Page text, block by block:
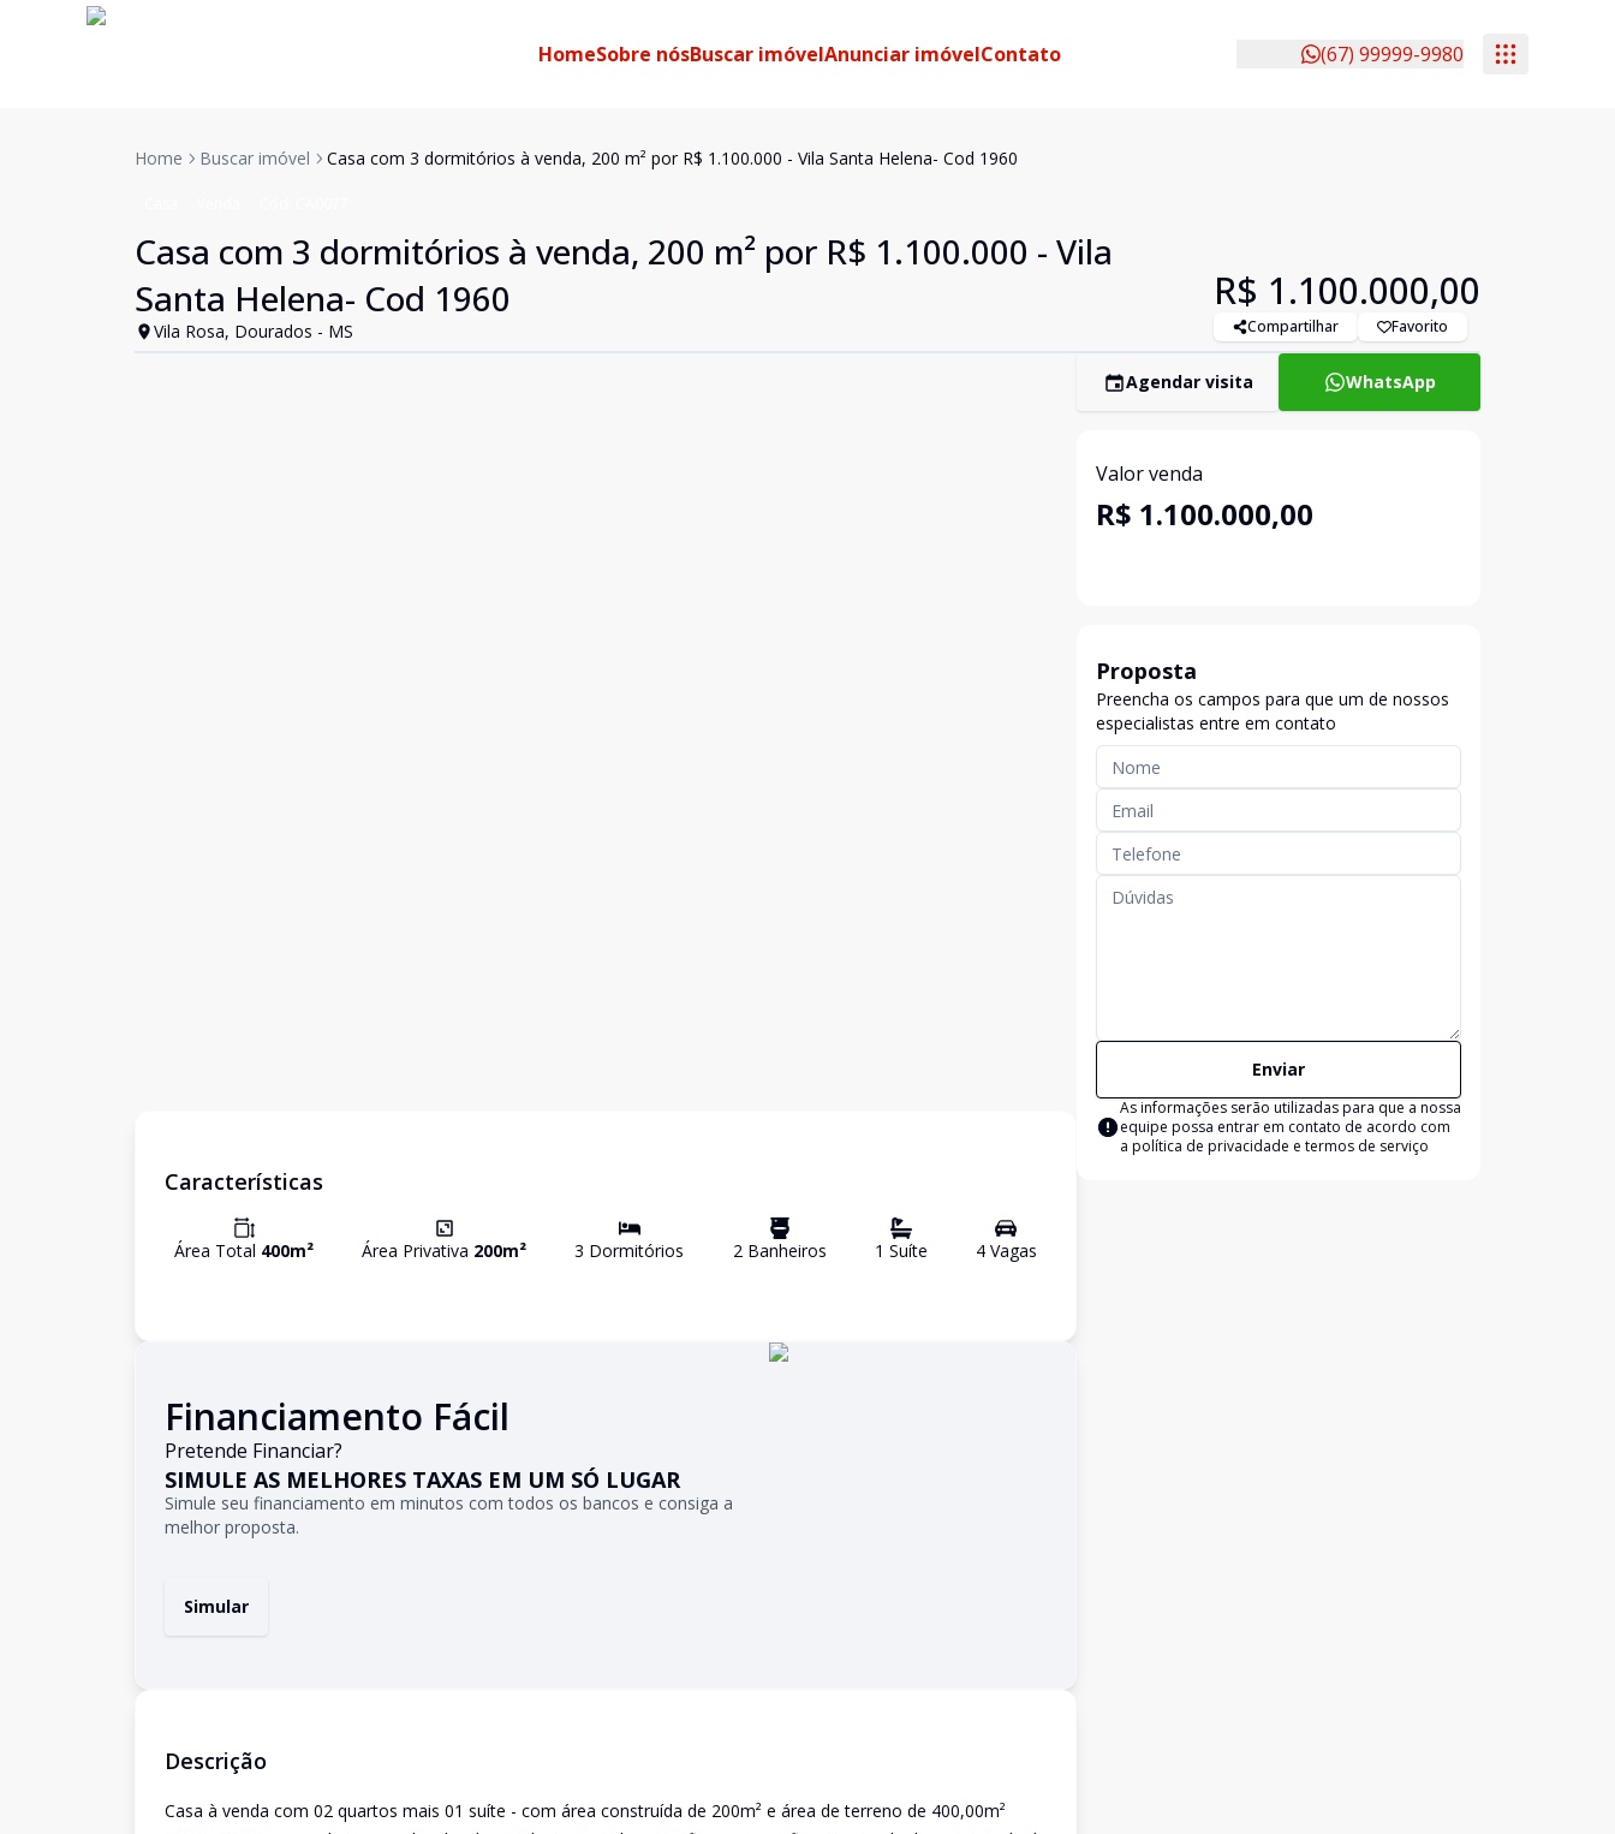
HomeSobre nósBuscar imóvelAnunciar imóvelContato (67) 99999-9980
Home Buscar imóvel Casa com 3 dormitórios à venda, 200 m² por R$ 1.100.000 - Vila Santa Helena- Cod 1960
Casa com 3 dormitórios à venda, 200 m² por R$ 1.100.000 - Vila
Santa Helena- Cod 1960
Vila Rosa, Dourados - MS
R$ 1.100.000,00
Compartilhar Favorito
Características
Área Total 400m² Área Privativa 200m² 3 Dormitórios 2Banheiros 1 Suíte 4Vagas
Financiamento Fácil
Pretende Financiar?
SIMULE AS MELHORES TAXAS EM UM SÓ LUGAR
Simule seu financiamento em minutos com todos os bancos e consiga a
melhor proposta.
Simular
Descrição
Casa à venda com 02 quartos mais 01 suíte - com área construída de 200m² e área de terreno de 400,00m²
Agendar visita WhatsApp
Valor venda
R$ 1.100.000,00
Proposta
Preencha os campos para que um de nossos
especialistas entre em contato
Enviar
As informações serão utilizadas para que a nossa
equipe possa entrar em contato de acordo com
a política de privacidade e termos de serviço